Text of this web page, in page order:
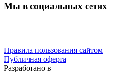
Мы в социальных сетях
Правила пользования сайтом
Публичная оферта
Разработано в